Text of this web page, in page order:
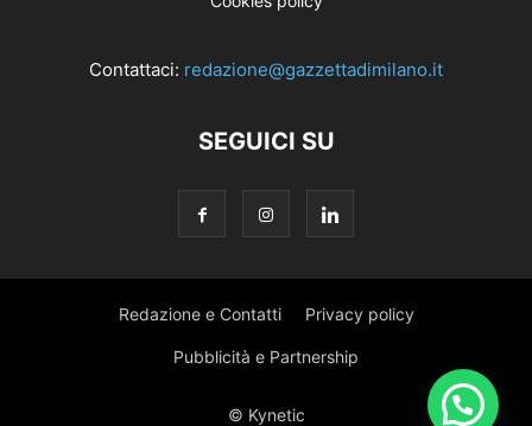
Contattaci: redazione@gazzettadimilano.it
SEGUICI SU
Redazione e Contatti Privacy policy
Pubblicità e Partnership
© Kynetic